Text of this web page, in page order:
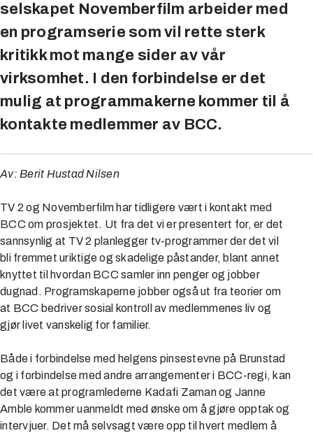
selskapet Novemberfilm arbeider med
en programserie som vil rette sterk
kritikk mot mange sider av vår
virksomhet. I den forbindelse er det
mulig at programmakerne kommer til å
kontakte medlemmer av BCC.
Av: Berit Hustad Nilsen
TV 2 og Novemberfilm har tidligere vært i kontakt med
BCC om prosjektet. Ut fra det vi er presentert for, er det
sannsynlig at TV 2 planlegger tv-programmer der det vil
bli fremmet uriktige og skadelige påstander, blant annet
knyttet til hvordan BCC samler inn penger og jobber
dugnad. Programskaperne jobber også ut fra teorier om
at BCC bedriver sosial kontroll av medlemmenes liv og
gjør livet vanskelig for familier.
Både i forbindelse med helgens pinsestevne på Brunstad
og i forbindelse med andre arrangementer i BCC-regi, kan
det være at programlederne Kadafi Zaman og Janne
Amble kommer uanmeldt med ønske om å gjøre opptak og
intervjuer. Det må selvsagt være opp til hvert medlem å